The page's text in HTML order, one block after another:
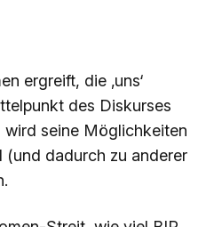
ergreift, die ‚uns‘
des Diskurses
wird seine Möglichkeiten
(und dadurch zu anderer